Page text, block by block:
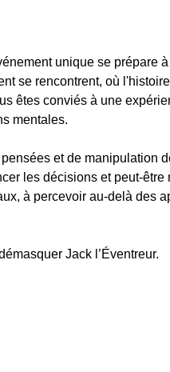
unique se prépare
se rencontrent, où
êtes conviés à une
mentales.
et de manipulation
les décisions et peut-être
à percevoir au-delà des
Jack l’Éventreur.